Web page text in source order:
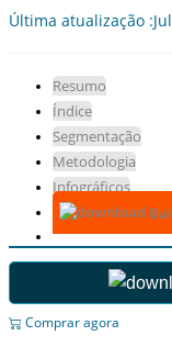
Última atualização
Resumo
Índice
Segmentação
Metodologia
Infográficos
Comprar agora